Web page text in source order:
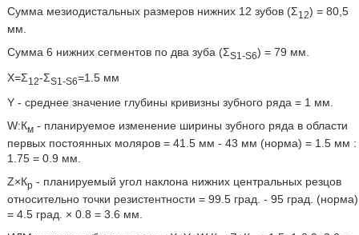
Сумма мезиодистальных размеров нижних 12 зубов (Σ12) = 80,5
мм.
Сумма 6 нижних сегментов по два зуба (ΣS1-S6) = 79 мм.
X=Σ12-ΣS1-S6=1.5 мм
Y - среднее значение глубины кривизны зубного ряда = 1 мм.
W:Км- планируемое изменение ширины зубного ряда в области
первых постоянных моляров = 41.5 мм - 43 мм (норма) = 1.5 мм :
1.75 = 0.9 мм.
Z×Кp - планируемый угол наклона нижних центральных резцов
относительно точки резистентности = 99.5 град. - 95 град. (норма)
= 4.5 град. × 0.8 = 3.6 мм.